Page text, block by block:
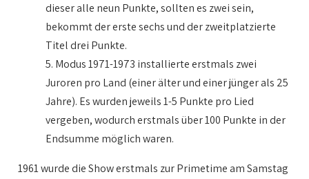
dieser alle neun Punkte, sollten es zwei sein,
bekommt der erste sechs und der zweitplatzierte
Titel drei Punkte.
5. Modus 1971-1973 installierte erstmals zwei
Juroren pro Land (einer älter und einer jünger als 25
Jahre). Es wurden jeweils 1-5 Punkte pro Lied
vergeben, wodurch erstmals über 100 Punkte in der
Endsumme möglich waren.
1961 wurde die Show erstmals zur Primetime am Samstag